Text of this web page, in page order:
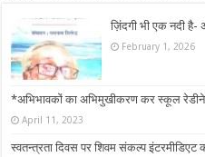
ज़िंदगी भी एक नदी
February 1, 2026
*अभिभावकों का अभिमुखीकरण कर स्कूल
April 11, 2023
स्वतन्त्रता दिवस पर शिवम संकल्प